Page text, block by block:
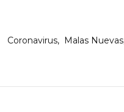
Coronavirus Malas Nuevas